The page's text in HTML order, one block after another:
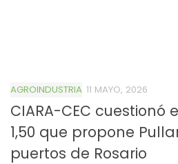
AGROINDUSTRIA 11 MAYO, 2026
CIARA-CEC cuestionó
1,50 que propone
puertos de Rosario